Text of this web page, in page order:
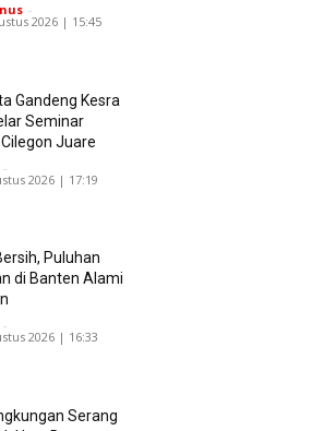
-
2026 | 15:45
Gandeng Kesra
Seminar
Juare
-
2026 | 17:19
Puluhan
di Banten Alami
-
2026 | 16:33
Serang